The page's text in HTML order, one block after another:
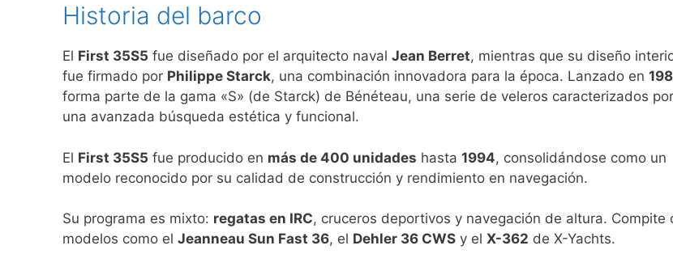
Historia del barco
El First 35S5 fue diseñado por el arquitecto naval Jean Berret, mientras que su diseño
fue firmado por Philippe Starck, una combinación innovadora para la época. Lanzado en
forma parte de la gama «S» (de Starck) de Bénéteau, una serie de veleros caracterizados por
una avanzada búsqueda estética y funcional.
El First 35S5 fue producido en más de 400 unidades hasta 1994, consolidándose como un
modelo reconocido por su calidad de construcción y rendimiento en navegación.
Su programa es mixto: regatas en IRC, cruceros deportivos y navegación de altura. Compite
modelos como el Jeanneau Sun Fast 36, el Dehler 36 CWS y el X-362 de X-Yachts.